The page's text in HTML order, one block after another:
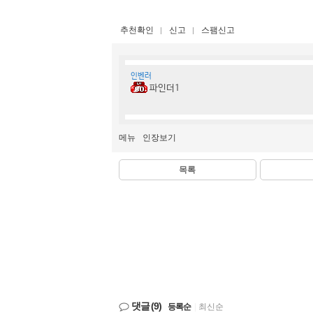
추천확인 신고 스팸신고
인벤러
파인더1
메뉴 인장보기
목록
댓글(9) 등록순 최신순